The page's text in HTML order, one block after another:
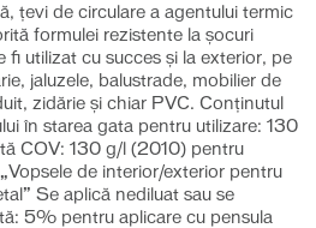
țevi de circulare a agentului termic
formulei rezistente la şocuri
fi utilizat cu succes şi la exterior, pe
jaluzele, balustrade, mobilier de
zidărie şi chiar PVC. Conținutul
în starea gata pentru utilizare: 130
COV: 130 g/l (2010) pentru
de interior/exterior pentru
Se aplică nediluat sau se
5% pentru aplicare cu pensula